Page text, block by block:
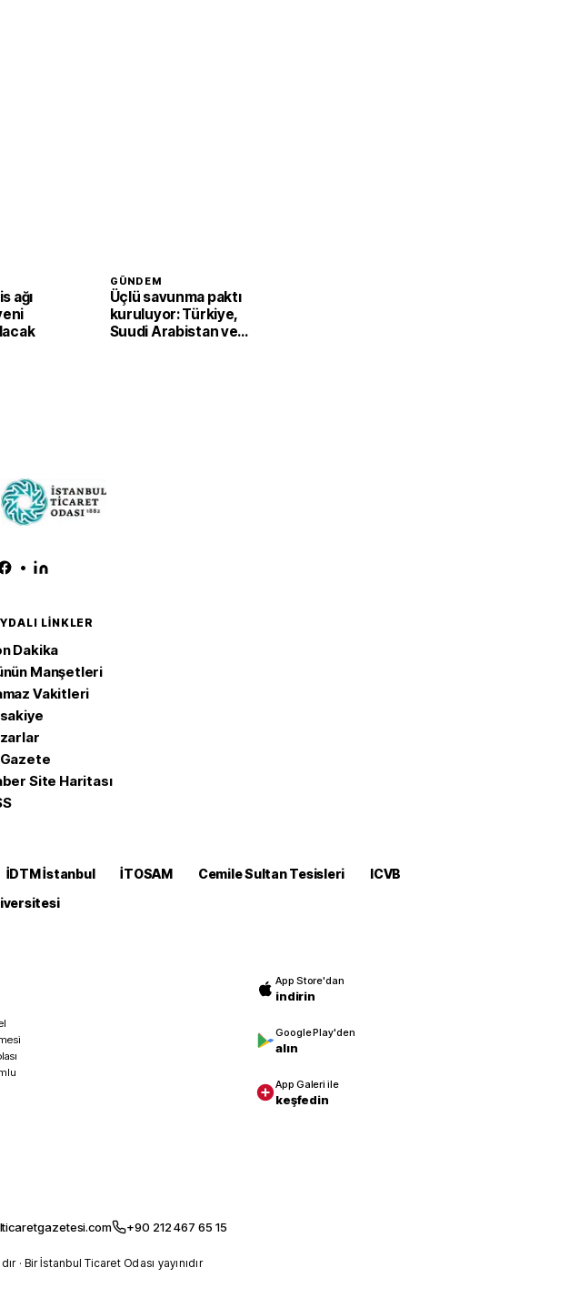
ağı
GÜNDEM
Üçlü savunma paktı
kuruluyor: Türkiye,
Suudi Arabistan ve
•
LINKLER
Dakika
Manşetleri
Vakitleri
Site Haritası
İDTM İstanbul İTOSAM Cemile Sultan Tesisleri
ICVB
App Store'dan
indirin
Google Play'den
alın
App Galeri ile
keşfedin
+90 212 467 65 15
· Bir İstanbul Ticaret Odası yayınıdır